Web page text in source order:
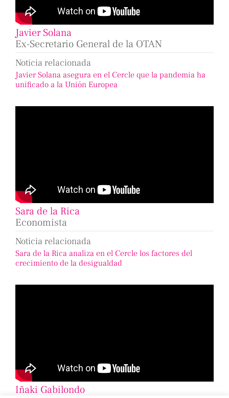
Javier Solana
Ex-Secretario General de la OTAN
Noticia relacionada
Javier Solana asegura en el Cercle que la pandemia ha
unificado a la Unión Europea
Sara de la Rica
Economista
Noticia relacionada
Sara de la Rica analiza en el Cercle los factores del
crecimiento de la desigualdad
Iñaki Gabilondo